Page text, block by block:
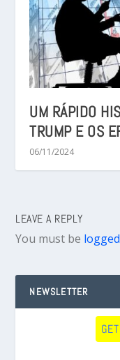
UM RÁPIDO
TRUMP E OS
06/11/2024
LEAVE A REPLY
You must be
NEWSLETTER